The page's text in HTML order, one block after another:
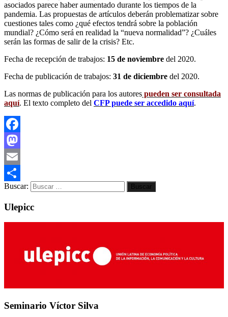
asociados parece haber aumentado durante los tiempos de la
pandemia. Las propuestas de artículos deberán problematizar sobre
cuestiones tales como ¿qué efectos tendrá sobre la población
mundial? ¿Cómo será en realidad la “nueva normalidad”? ¿Cuáles
serán las formas de salir de la crisis? Etc.
Fecha de recepción de trabajos: 15 de noviembre del 2020.
Fecha de publicación de trabajos: 31 de diciembre del 2020.
Las normas de publicación para los autores pueden ser consultada
aquí. El texto completo del CFP puede ser accedido aquí.
Facebook
Mastodon
Email
Compartir
Buscar:
Ulepicc
Seminario Víctor Silva